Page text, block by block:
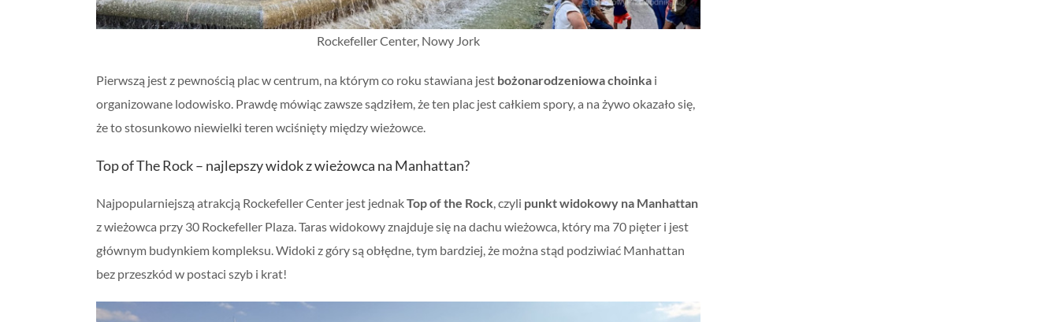
Rockefeller Center, Nowy Jork
Pierwszą jest z pewnością plac w centrum, na którym co roku stawiana jest bożonarodzeniowa choinka i
organizowane lodowisko. Prawdę mówiąc zawsze sądziłem, że ten plac jest całkiem spory, a na żywo okazało się,
że to stosunkowo niewielki teren wciśnięty między wieżowce.
Top of The Rock – najlepszy widok z wieżowca na Manhattan?
Najpopularniejszą atrakcją Rockefeller Center jest jednakTop of the Rock, czyli punkt widokowy na Manhattan
z wieżowca przy 30 Rockefeller Plaza. Taras widokowy znajduje się na dachu wieżowca, który ma 70 pięter i jest
głównym budynkiem kompleksu. Widoki z góry są obłędne, tym bardziej, że można stąd podziwiać Manhattan
bez przeszkód w postaci szyb i krat!